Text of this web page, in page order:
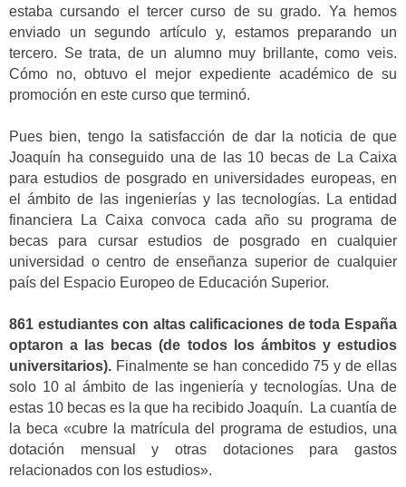
estaba cursando el tercer curso de su grado. Ya hemos
enviado un segundo artículo y, estamos preparando un
tercero. Se trata, de un alumno muy brillante, como veis.
Cómo no, obtuvo el mejor expediente académico de su
promoción en este curso que terminó.
Pues bien, tengo la satisfacción de dar la noticia de que
Joaquín ha conseguido una de las 10 becas de La Caixa
para estudios de posgrado en universidades europeas, en
el ámbito de las ingenierías y las tecnologías. La entidad
financiera La Caixa convoca cada año su programa de
becas para cursar estudios de posgrado en cualquier
universidad o centro de enseñanza superior de cualquier
país del Espacio Europeo de Educación Superior.
861 estudiantes con altas calificaciones de toda España
optaron a las becas (de todos los ámbitos y estudios
universitarios). Finalmente se han concedido 75 y de ellas
solo 10 al ámbito de las ingeniería y tecnologías. Una de
estas 10 becas es la que ha recibido Joaquín. La cuantía de
la beca «cubre la matrícula del programa de estudios, una
dotación mensual y otras dotaciones para gastos
relacionados con los estudios».